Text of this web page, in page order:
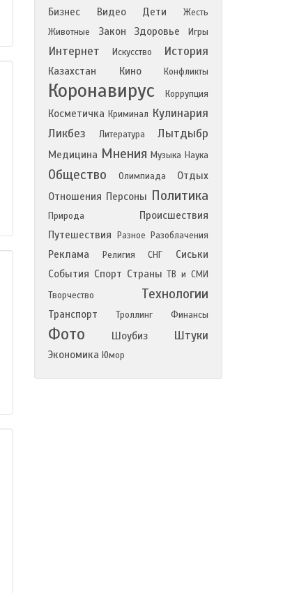
Бизнес Видео Дети
Жесть
Животные
Закон Здоровье Игры
Интернет Искусство История
Казахстан Кино Конфликты
Коронавирус Коррупция
Косметичка Криминал Кулинария
Ликбез
Литература Лытдыбр
Медицина Мнения Музыка Наука
Общество Олимпиада
Отдых
Отношения Персоны Политика
Природа
Происшествия
Путешествия
Разное Разоблачения
Реклама Религия СНГ
Сиськи
События Спорт Страны ТВ и СМИ
Творчество
Технологии
Транспорт Троллинг Финансы
Фото Шоубиз Штуки
Экономика Юмор